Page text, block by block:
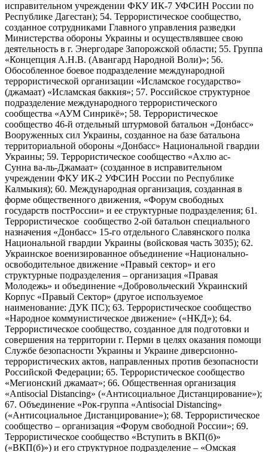
исправительном учреждении ФКУ ИК-7 УФСИН России по
Республике Дагестан); 54. Террористическое сообщество,
созданное сотрудниками Главного управления разведки
Министерства обороны Украины и осуществлявшее свою
деятельность в г. Энергодаре Запорожской области; 55. Группа
«Концепция А.Н.В. (Авангард Народной Воли)»; 56.
Обособленное боевое подразделение международной
террористической организации «Исламское государство»
(джамаат) «Исламская баккия»; 57. Российское структурное
подразделение международного террористического
сообщества «АУМ Синрикё»; 58. Террористическое
сообщество 46-й отдельный штурмовой батальон «Донбасс»
Вооруженных сил Украины, созданное на базе батальона
территориальной обороны «Донбасс» Национальной гвардии
Украины; 59. Террористическое сообщество «Ахлю ас-
Сунна ва-ль-Джамаат» (созданное в исправительном
учреждении ФКУ ИК-2 УФСИН России по Республике
Калмыкия); 60. Международная организация, созданная в
форме общественного движения, «Форум свободных
государств постРоссии» и ее структурные подразделения; 61.
Террористическое сообщество 2-ой батальон специального
назначения «Донбасс» 15-го отдельного Славянского полка
Национальной гвардии Украины (войсковая часть 3035); 62.
Украинское военизированное объединение «Национально-
освободительное движение «Правый сектор» и его
структурные подразделения – организация «Правая
Молодежь» и объединение «Добровольческий Украинский
Корпус «Правый Сектор» (другое используемое
наименование: ДУК ПС); 63. Террористическое сообщество
«Народное коммунистическое движение» («НКД»); 64.
Террористическое сообщество, созданное для подготовки и
совершения на территории г. Перми в целях оказания помощи
Службе безопасности Украины и Украине диверсионно-
террористических актов, направленных против безопасности
Российской Федерации; 65. Террористическое сообщество
«Мегионский джамаат»; 66. Общественная организация
«Antisocial Distancing» («Антисоциальное Дистанцирование»);
67. Объединение «Рок-группа «Antisocial Distancing»
(«Антисоциальное Дистанцирование»); 68. Террористическое
сообщество – организация «Форум свободной России»; 69.
Террористическое сообщество «Вступить в ВКП(б)»
(«ВКП(б)») и его структурное подразделение – «Омская